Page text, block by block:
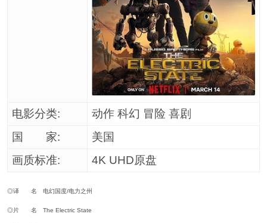
电影分类:
动作 科幻 冒险 喜剧
国 家:
美国
画质标准:
4K UHD原盘
◎译 名 电幻国度/电力之州
◎片 名 The Electric State